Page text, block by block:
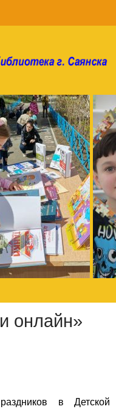
онлайн»
в Детской